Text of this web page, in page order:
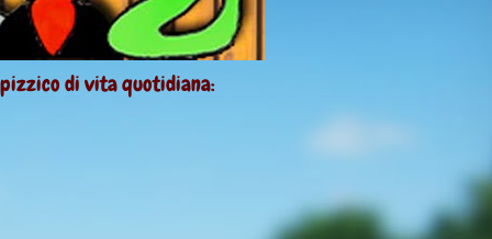
pizzico di vita quotidiana: